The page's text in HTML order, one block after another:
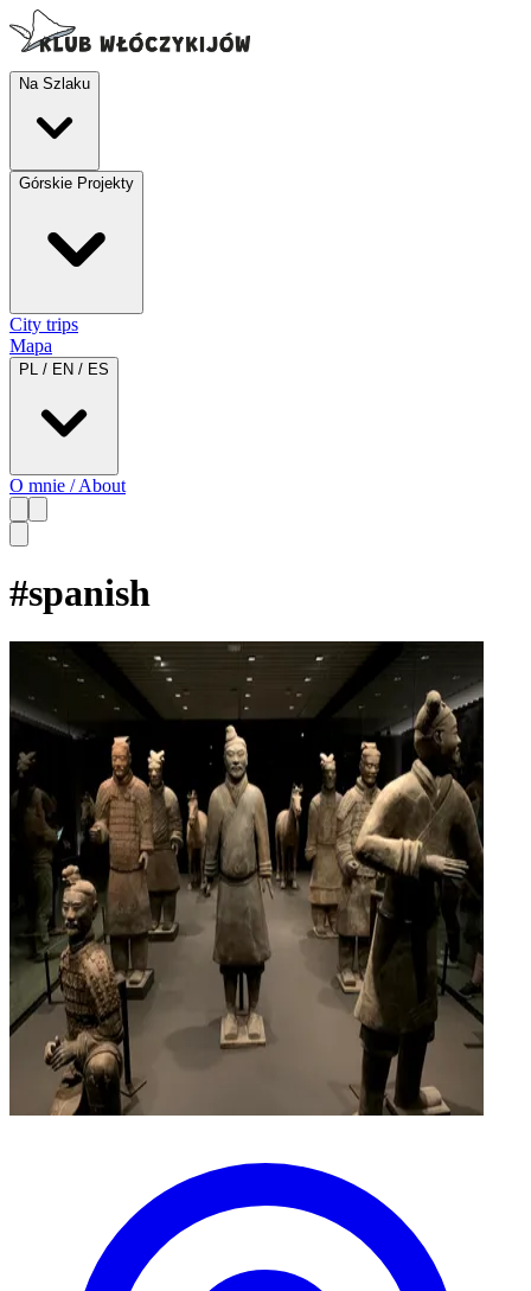
Na Szlaku
Górskie Projekty
City trips
Mapa
PL / EN / ES
O mnie / About
#spanish